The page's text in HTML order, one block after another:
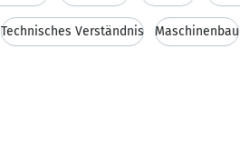
Technisches Verständnis Maschinenbau